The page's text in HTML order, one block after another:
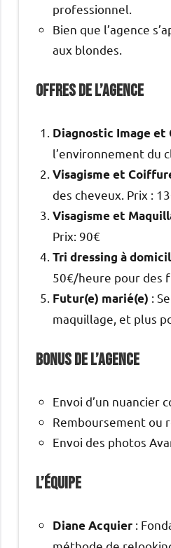
professionnel.
Bien que l’agence
aux blondes.
Offres de l’agence
Diagnostic Image et
l’environnement du
Visagisme et
des cheveux. Prix :
Visagisme et
Prix: 90€
Tri dressing à
50€/heure pour des
Futur(e) marié(e) :
maquillage, et plus
Bonus de l’agence
Envoi d’un nuancier
Remboursement ou
Envoi des photos
L’équipe
Diane Acquier :